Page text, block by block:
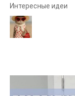
Интересные идеи